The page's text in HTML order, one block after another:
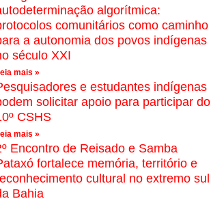
algorítmica:
comunitários como caminho
a autonomia dos povos indígenas
século XXI
mais »
e estudantes indígenas
solicitar apoio para participar do
CSHS
mais »
Encontro de Reisado e Samba
fortalece memória, território e
cultural no extremo sul
Bahia